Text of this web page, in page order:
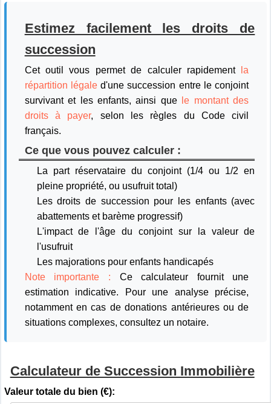
Estimez facilement les droits de
succession
Cet outil vous permet de calculer rapidement
la
répartition légaled'une succession entre le conjoint
survivant et les enfants, ainsi que
le montant des
droits à payer, selon les règles du Code civil
français.
Ce que vous pouvez calculer :
La part réservataire du conjoint(1/4 ou 1/2 en
pleine propriété, ou usufruit total)
Lesdroits de succession pour les enfants (avec
abattements et barème progressif)
L'impact de
l'âge du conjointsur la valeur de
l'usufruit
Les majorations pour enfants handicapés
Note importante : Ce calculateur fournit une
estimation indicative. Pour une analyse précise,
notamment en cas de donations antérieures ou de
situations complexes, consultez un notaire.
Calculateur de Succession Immobilière
Valeur totale du bien (€):